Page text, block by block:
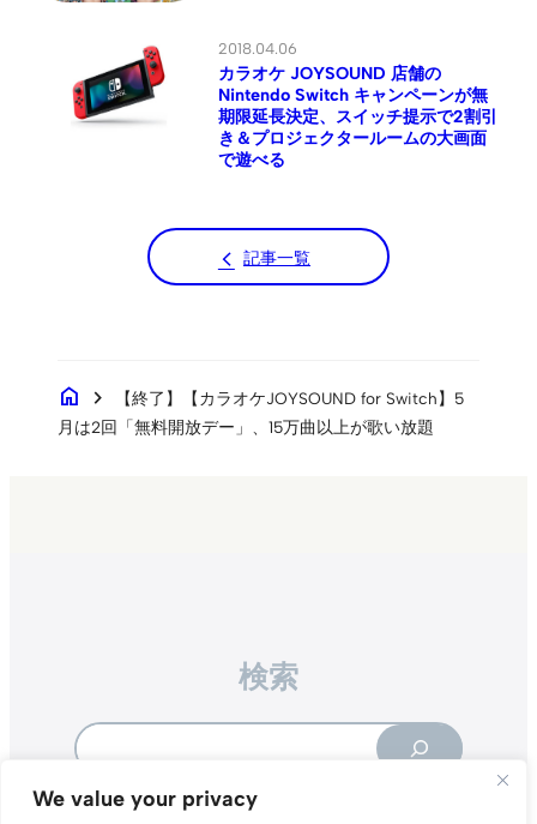
We value your privacy
2018.04.06
カラオケ JOYSOUND 店舗の
Nintendo Switch キャンペーンが無
期限延長決定、スイッチ提示で2割引
き＆プロジェクタールームの大画面
で遊べる
記事一覧
home chevron_right
【終了】【カラオケJOYSOUND for Switch】5
月は2回「無料開放デー」、15万曲以上が歌い放題
検索